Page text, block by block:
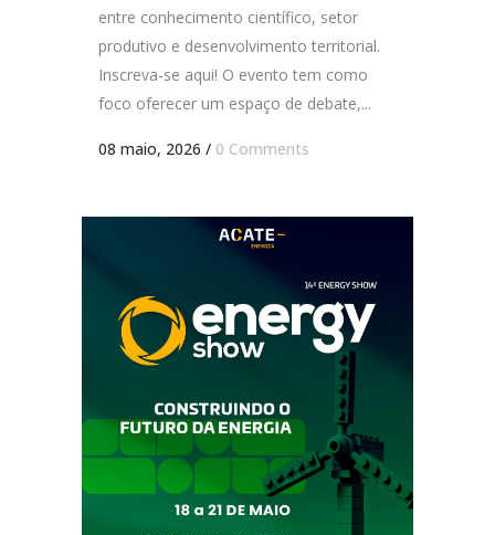
entre conhecimento científico, setor
produtivo e desenvolvimento territorial.
Inscreva-se aqui! O evento tem como
foco oferecer um espaço de debate,...
08 maio, 2026 / 0 Comments